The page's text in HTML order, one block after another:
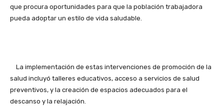
que procura oportunidades para que la población trabajadora
pueda adoptar un estilo de vida saludable.
La implementación de estas intervenciones de promoción de la
salud incluyó talleres educativos, acceso a servicios de salud
preventivos, y la creación de espacios adecuados para el
descanso y la relajación.